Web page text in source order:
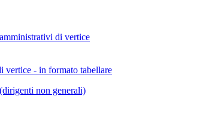
di vertice
vertice - in formato tabellare
non generali)